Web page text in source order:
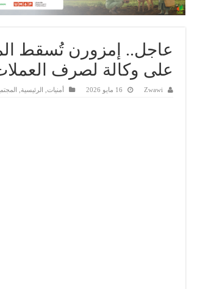
عاجل.. إمزورن تُسقط
على وكالة لصرف
Zwawi 16 مايو 2026 أمنيات الرئيسية